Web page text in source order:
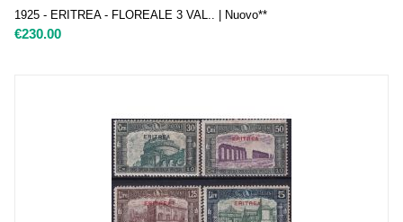
1925 - ERITREA - FLOREALE 3 VAL.. | Nuovo**
€230.00